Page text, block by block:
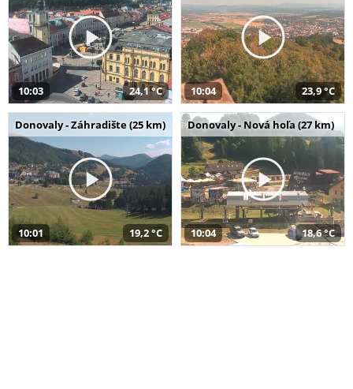
10:03 24,1 °C 10:04 23,9 °C
Donovaly - Záhradište (25 km)
10:01 19,2 °C
Donovaly - Nová hoľa (27 km)
10:04 18,6 °C